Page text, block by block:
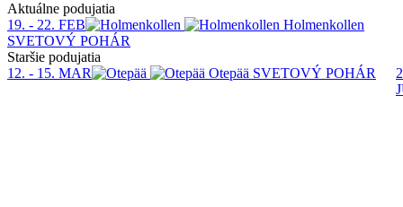
Aktuálne podujatia
19. - 22. FEB
Holmenkollen
SVETOVÝ POHÁR
Staršie podujatia
12. - 15. MAR
Otepää SVETOVÝ POHÁR